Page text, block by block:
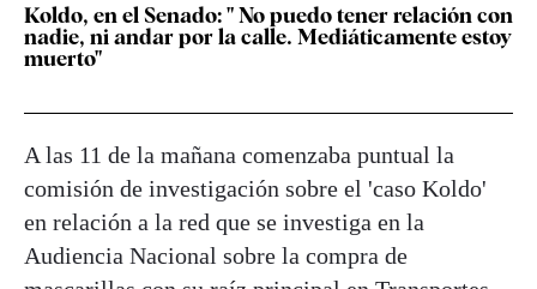
Koldo, en el Senado: " No puedo tener relación con
nadie, ni andar por la calle. Mediáticamente estoy
muerto"
A las 11 de la mañana comenzaba puntual la
comisión de investigación sobre el 'caso Koldo'
en relación a la red que se investiga en la
Audiencia Nacional sobre la compra de